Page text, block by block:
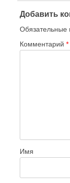
Добавить
Обязательные
Комментарий *
Имя